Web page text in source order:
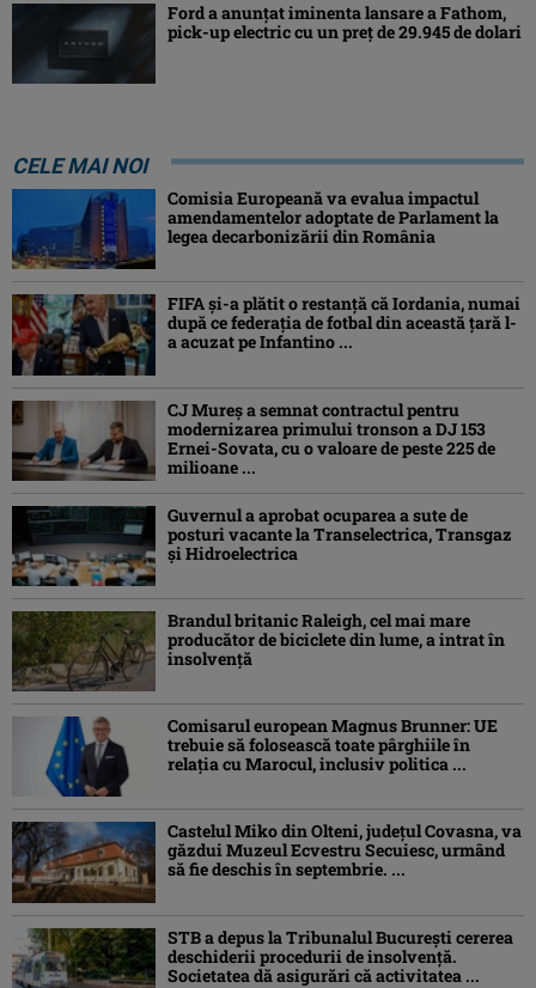
Ford a anunțat iminenta lansare a Fathom,
pick-up electric cu un preț de 29.945 de dolari
CELE MAI NOI
Comisia Europeană va evalua impactul
amendamentelor adoptate de Parlament la
legea decarbonizării din România
FIFA și-a plătit o restanță că Iordania, numai
după ce federația de fotbal din această țară l-
a acuzat pe Infantino ...
CJ Mureș a semnat contractul pentru
modernizarea primului tronson a DJ 153
Ernei-Sovata, cu o valoare de peste 225 de
milioane ...
Guvernul a aprobat ocuparea a sute de
posturi vacante la Transelectrica, Transgaz
și Hidroelectrica
Brandul britanic Raleigh, cel mai mare
producător de biciclete din lume, a intrat în
insolvență
Comisarul european Magnus Brunner: UE
trebuie să folosească toate pârghiile în
relația cu Marocul, inclusiv politica ...
Castelul Miko din Olteni, județul Covasna, va
găzdui Muzeul Ecvestru Secuiesc, urmând
să fie deschis în septembrie. ...
STB a depus la Tribunalul București cererea
deschiderii procedurii de insolvență.
Societatea dă asigurări că activitatea ...